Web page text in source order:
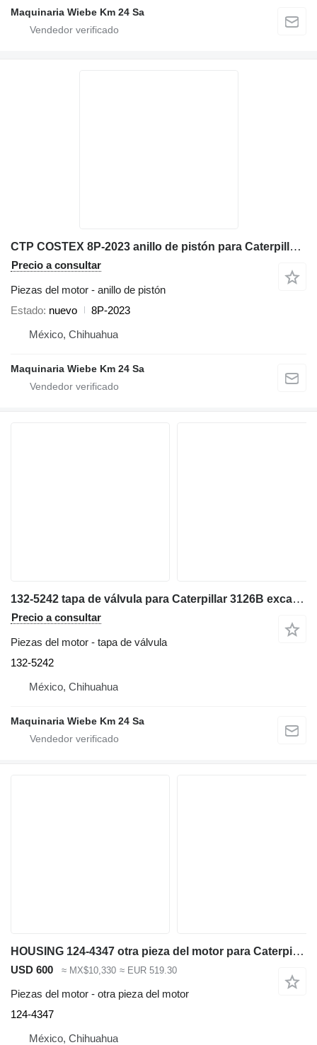
Maquinaria Wiebe Km 24 Sa
CTP COSTEX 8P-2023 anillo de pistón para Caterpillar 972K D6D D7H 98G 966G 777D excavadora
Precio a consultar
Piezas del motor - anillo de pistón
Estado nuevo
8P-2023
México, Chihuahua
Maquinaria Wiebe Km 24 Sa
132-5242 tapa de válvula para Caterpillar 3126B excavadora
Precio a consultar
Piezas del motor - tapa de válvula
132-5242
México, Chihuahua
Maquinaria Wiebe Km 24 Sa
HOUSING 124-4347 otra pieza del motor para Caterpillar excavadora
USD 600 ≈ MX$10,330 ≈ EUR 519.30
Piezas del motor - otra pieza del motor
124-4347
México, Chihuahua